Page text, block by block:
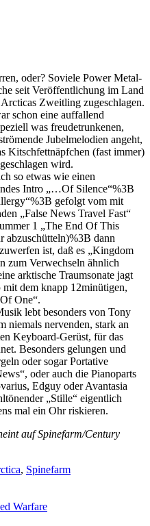
oder? Soviele Power Metal-
seit Veröffentlichung im Land
Zweitling zugeschlagen.
schon eine auffallend
was freudetrunkenen,
Jubelmelodien angeht,
Kitschfettnäpfchen (fast immer)
wird.
so etwas wie einen
Intro „…Of Silence“%3B
gefolgt vom mit
„False News Travel Fast“
1 „The End Of This
abzuschütteln)%3B dann
ist, daß es „Kingdom
zum Verwechseln ähnlich
arktische Traumsonate jagt
dem knapp 12minütigen,
One“.
lebt besonders von Tony
niemals nervenden, stark an
Keyboard-Gerüst, für das
Besonders gelungen und
oder sogar Portative
oder auch die Pianoparts
Edguy oder Avantasia
„Stille“ eigentlich
mal ein Ohr riskieren.
auf Spinefarm/Century
, Spinefarm
Warfare